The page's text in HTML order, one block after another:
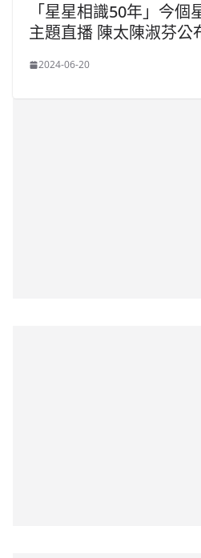
「星星相識50年」今個
主題直播 陳太陳淑芬公
2024-06-20